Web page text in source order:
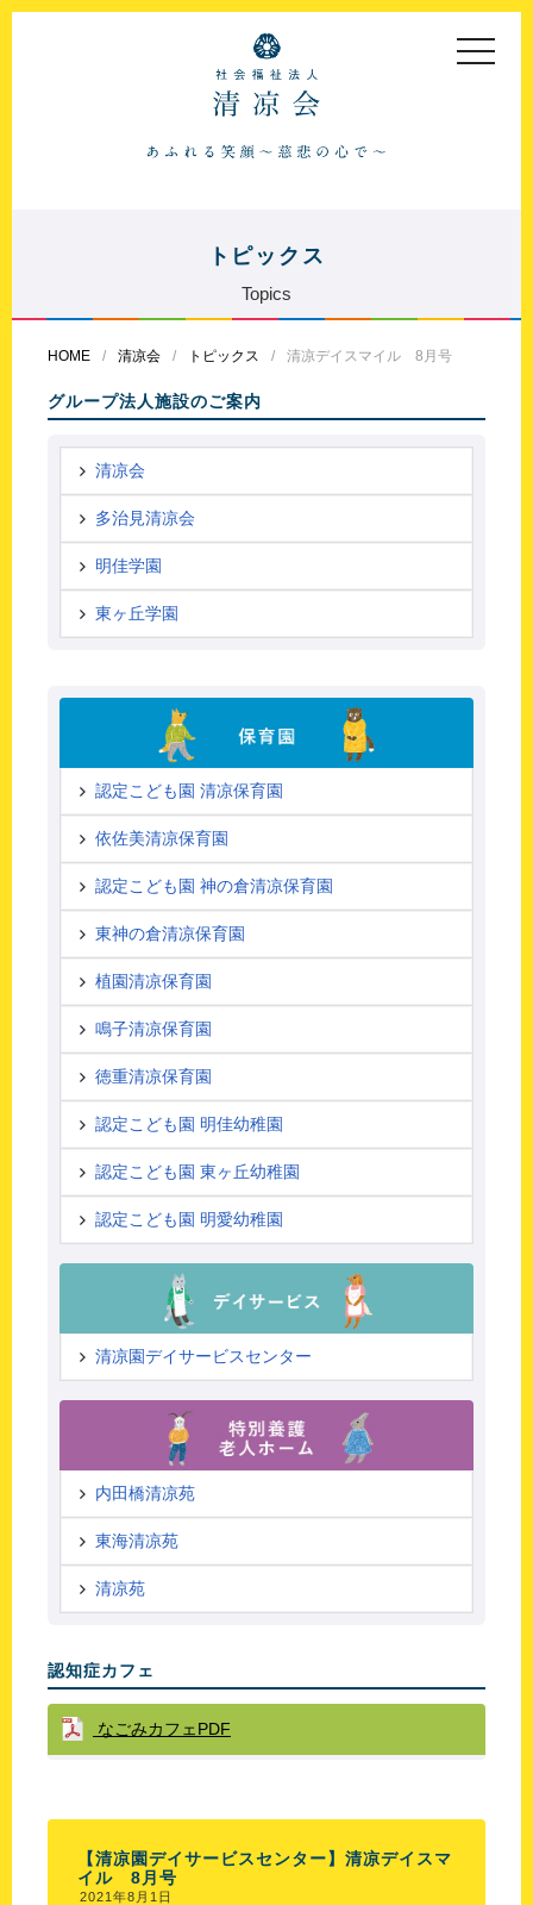
toggle
トピックス
Topics
HOME 清凉会 トピックス 清凉デイスマイル 8月号
グループ法人施設のご案内
清凉会
多治見清凉会
明佳学園
東ヶ丘学園
認定こども園 清凉保育園
依佐美清凉保育園
認定こども園 神の倉清凉保育園
東神の倉清凉保育園
植園清凉保育園
鳴子清凉保育園
徳重清凉保育園
認定こども園 明佳幼稚園
認定こども園 東ヶ丘幼稚園
認定こども園 明愛幼稚園
清凉園デイサービスセンター
内田橋清凉苑
東海清凉苑
清凉苑
認知症カフェ
なごみカフェPDF
【清凉園デイサービスセンター】清凉デイスマ
イル 8月号
2021年8月1日